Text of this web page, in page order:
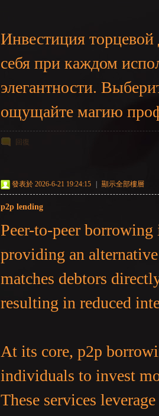
Инвестиция
себя при каждом
элегантности.
ощущайте магию
回復
發表於 2026-6-21 19:24:15 顯示全部樓層
p2p lending
Peer-to-peer
providing an
matches debtors
resulting in reduced
At its core, p2p
individuals to invest
These services